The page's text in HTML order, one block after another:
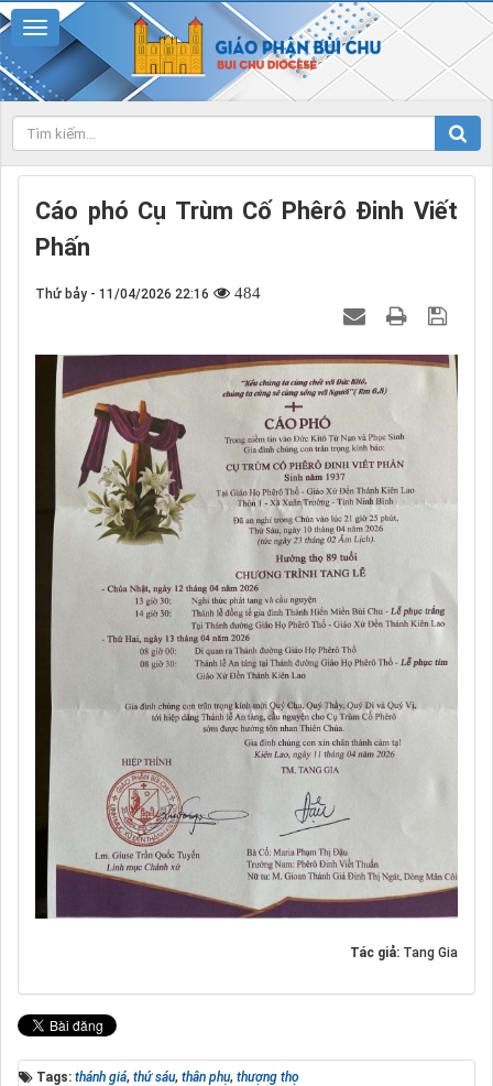
Cáo phó Cụ Trùm Cố Phêrô Đinh Viết
Phấn
Thứ bảy - 11/04/2026 22:16 484
Tác giả: Tang Gia
Tags: thánh giá, thứ sáu, thân phụ, thượng thọ